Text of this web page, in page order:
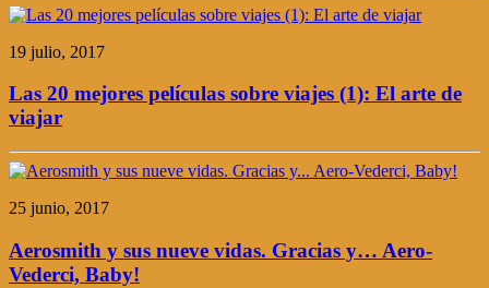
19 julio, 2017
Las 20 mejores películas sobre viajes (1): El arte de
viajar
25 junio, 2017
Aerosmith y sus nueve vidas. Gracias y… Aero-
Vederci, Baby!